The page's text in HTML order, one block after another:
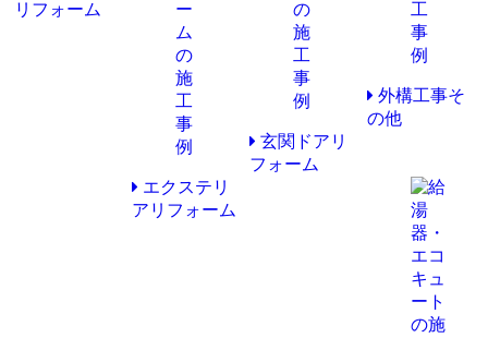
リフォーム
エクステリ
アリフォーム
玄関ドアリ
フォーム
外構工事そ
の他